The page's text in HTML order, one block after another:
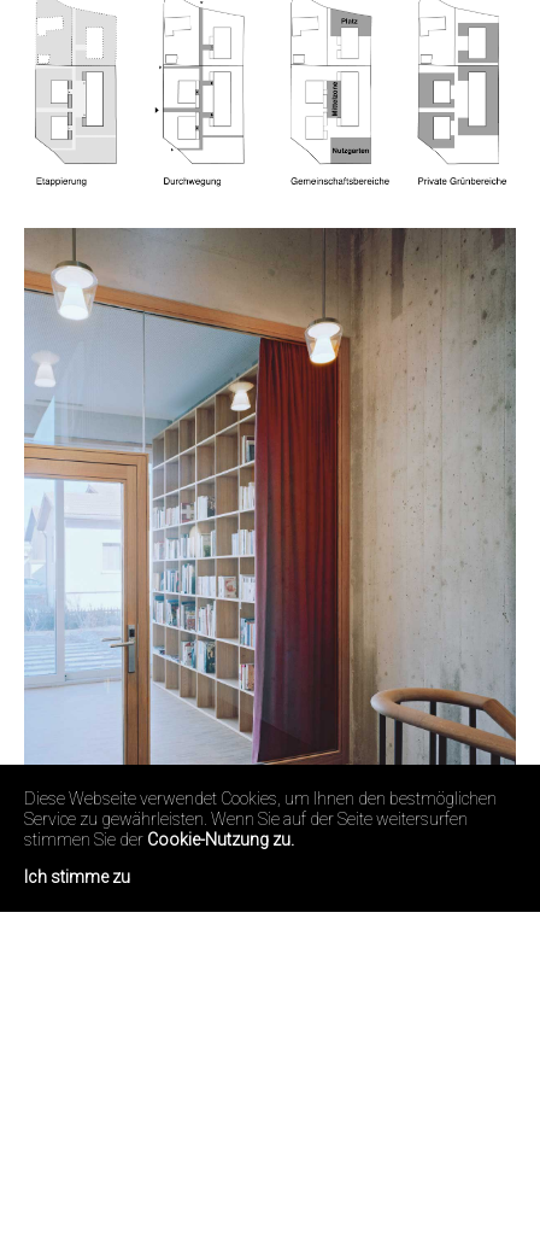
Diese Webseite verwendet Cookies, um Ihnen den bestmöglichen
Service zu gewährleisten. Wenn Sie auf der Seite weitersurfen
stimmen Sie der Cookie-Nutzung zu.
Ich stimme zu